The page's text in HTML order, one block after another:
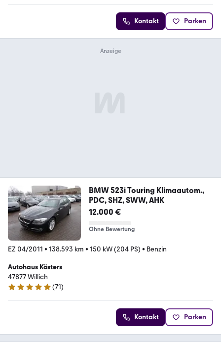
Kontakt Parken
BMW 523i Touring Klimaautom.,
PDC, SHZ, SWW, AHK
12.000 €
Ohne Bewertung
EZ 04/2011 • 138.593 km • 150 kW (204 PS) • Benzin
Autohaus Kösters
47877 Willich
4.8 Sterne
(71)
Kontakt Parken